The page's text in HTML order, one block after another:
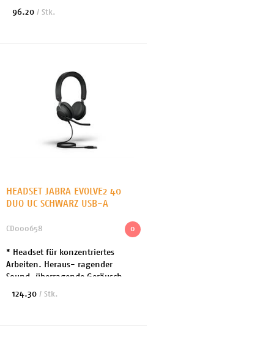
unterdrückung, höchster
96.20 / Stk.
HEADSET JABRA EVOLVE2 40
DUO UC SCHWARZ USB-A
0
CD000658
* Headset für konzentriertes
Arbeiten. Heraus- ragender
Sound, überragende Geräusch-
unterdrückung, höchster
124.30 / Stk.